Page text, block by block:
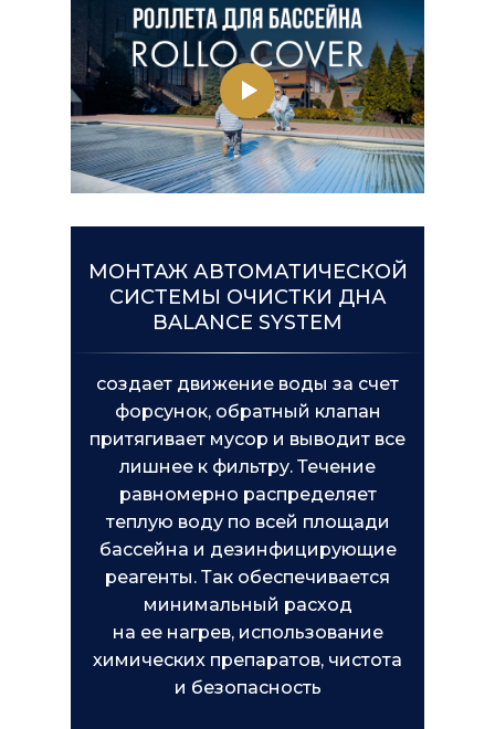
МОНТАЖ АВТОМАТИЧЕСКОЙ
СИСТЕМЫ ОЧИСТКИ ДНА
BALANCE SYSTEM
создает движение воды за счет
форсунок, обратный клапан
притягивает мусор и выводит все
лишнее к фильтру. Течение
равномерно распределяет
теплую воду по всей площади
бассейна и дезинфицирующие
реагенты. Так обеспечивается
минимальный расход
на ее нагрев, использование
химических препаратов, чистота
и безопасность